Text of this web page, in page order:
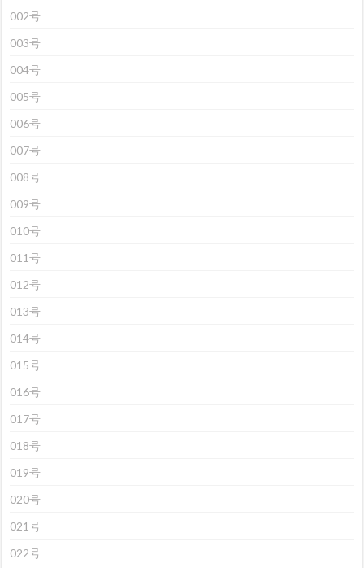
002号
003号
004号
005号
006号
007号
008号
009号
010号
011号
012号
013号
014号
015号
016号
017号
018号
019号
020号
021号
022号